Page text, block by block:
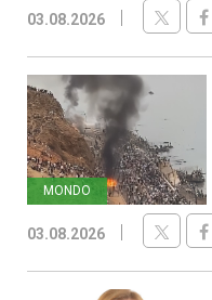
03.08.2026
MONDO
03.08.2026